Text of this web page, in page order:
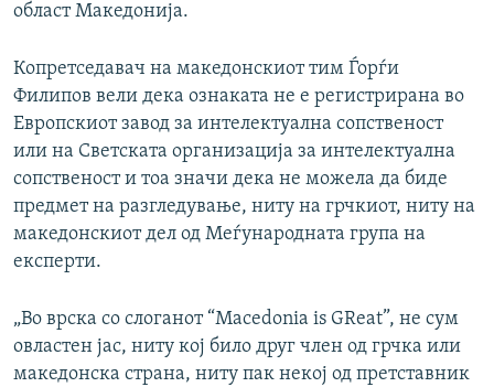
област Македонија.
Копретседавач на македонскиот тим Ѓорѓи
Филипов вели дека ознаката не е регистрирана во
Европскиот завод за интелектуална сопственост
или на Светската организација за интелектуална
сопственост и тоа значи дека не можела да биде
предмет на разгледување, ниту на грчкиот, ниту на
македонскиот дел од Меѓународната група на
експерти.
„Во врска со слоганот “Macedonia is GReat”, не сум
овластен јас, ниту кој било друг член од грчка или
македонска страна, ниту пак некој од претставник